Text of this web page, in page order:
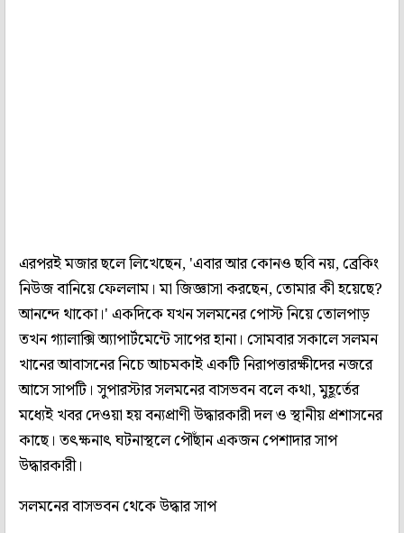
এরপরই মজার ছলে লিখেছেন, 'এবার আর কোনও ছবি নয়, ব্রেকিং
নিউজ বানিয়ে ফেললাম। মা জিজ্ঞাসা করছেন, তোমার কী হয়েছে?
আনন্দে থাকো।' একদিকে যখন সলমনের পোস্ট নিয়ে তোলপাড়
তখন গ্যালাক্সি অ্যাপার্টমেন্টে সাপের হানা। সোমবার সকালে সলমন
খানের আবাসনের নিচে আচমকাই একটি নিরাপত্তারক্ষীদের নজরে
আসে সাপটি। সুপারস্টার সলমনের বাসভবন বলে কথা, মুহূর্তের
মধ্যেই খবর দেওয়া হয় বন্যপ্রাণী উদ্ধারকারী দল ও স্থানীয় প্রশাসনের
কাছে। তৎক্ষনাৎ ঘটনাস্থলে পৌঁছান একজন পেশাদার সাপ
উদ্ধারকারী।
সলমনের বাসভবন থেকে উদ্ধার সাপ